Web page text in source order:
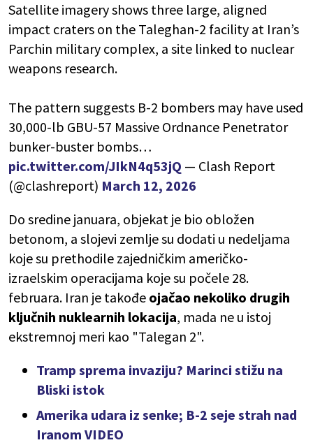
Satellite imagery shows three large, aligned
impact craters on the Taleghan-2 facility at Iran’s
Parchin military complex, a site linked to nuclear
weapons research.
The pattern suggests B-2 bombers may have used
30,000-lb GBU-57 Massive Ordnance Penetrator
bunker-buster bombs…
pic.twitter.com/JIkN4q53jQ — Clash Report
(@clashreport) March 12, 2026
Do sredine januara, objekat je bio obložen
betonom, a slojevi zemlje su dodati u nedeljama
koje su prethodile zajedničkim američko-
izraelskim operacijama koje su počele 28.
februara. Iran je takođe ojačao nekoliko drugih
ključnih nuklearnih lokacija, mada ne u istoj
ekstremnoj meri kao "Talegan 2".
Tramp sprema invaziju? Marinci stižu na
Bliski istok
Amerika udara iz senke; B-2 seje strah nad
Iranom VIDEO